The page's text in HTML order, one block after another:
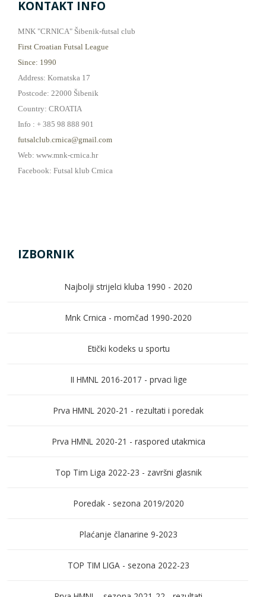
KONTAKT INFO
MNK "CRNICA" Šibenik-futsal club
First Croatian Futsal League
Since: 1990
Address: Kornatska 17
Postcode: 22000 Šibenik
Country: CROATIA
Info : + 385 98 888 901
futsalclub.crnica@gmail.com
Web: www.mnk-crnica.hr
Facebook: Futsal klub Crnica
IZBORNIK
Najbolji strijelci kluba 1990 - 2020
Mnk Crnica - momčad 1990-2020
Etički kodeks u sportu
II HMNL 2016-2017 - prvaci lige
Prva HMNL 2020-21 - rezultati i poredak
Prva HMNL 2020-21 - raspored utakmica
Top Tim Liga 2022-23 - završni glasnik
Poredak - sezona 2019/2020
Plaćanje članarine 9-2023
TOP TIM LIGA - sezona 2022-23